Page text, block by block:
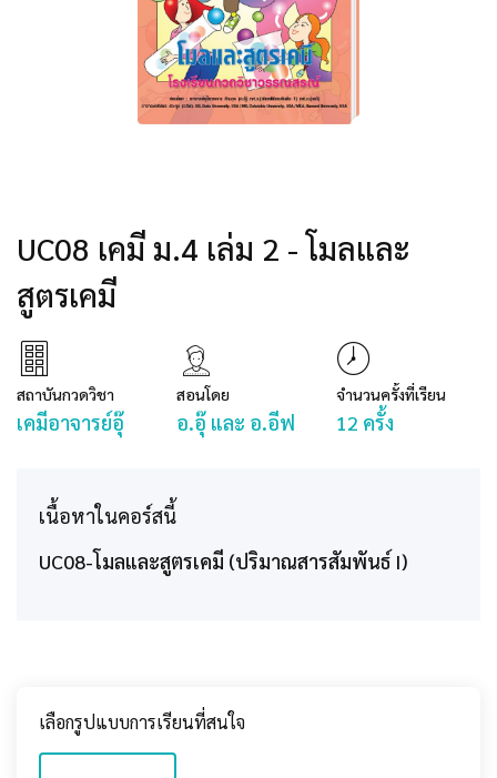
UC08 เคมี ม.4 เล่ม 2 - โมลและ
สูตรเคมี
สถาบันกวดวิชา
เคมีอาจารย์อุ๊
สอนโดย
อ.อุ๊ และ อ.อีฟ
จำนวนครั้งที่เรียน
12 ครั้ง
เนื้อหาในคอร์สนี้
UC08-โมลและสูตรเคมี (ปริมาณสารสัมพันธ์ I)
เลือกรูปแบบการเรียนที่สนใจ